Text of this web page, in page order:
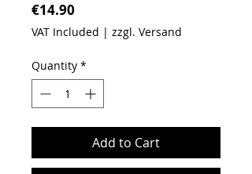
€14.90
VAT Included | zzgl. Versand
Quantity *
Add to Cart